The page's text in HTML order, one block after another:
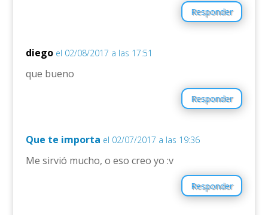
Responder
diego el 02/08/2017 a las 17:51
que bueno
Responder
Que te importa el 02/07/2017 a las 19:36
Me sirvió mucho, o eso creo yo :v
Responder